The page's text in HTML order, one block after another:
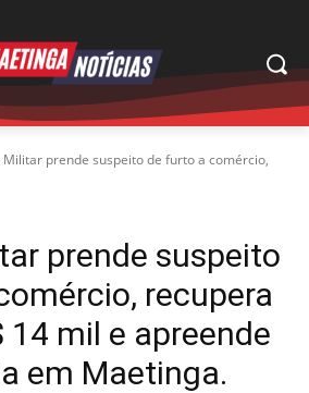
Militar prende suspeito de furto a comércio,
prende suspeito
recupera
14 mil e apreende
em Maetinga.